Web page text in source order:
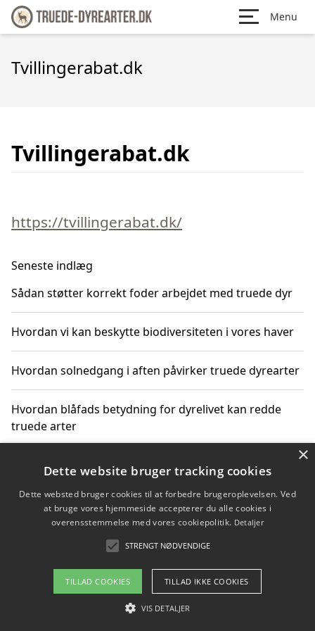
Menu
Tvillingerabat.dk
Tvillingerabat.dk
https://tvillingerabat.dk/
Seneste indlæg
Sådan støtter korrekt foder arbejdet med truede dyr
Hvordan vi kan beskytte biodiversiteten i vores haver
Hvordan solnedgang i aften påvirker truede dyrearter
Hvordan blåfads betydning for dyrelivet kan redde
truede arter
Hvordan kan gaver til unge voksne støtte bevarelsen
Copyright 2026 - Pilanto Aps
Om / kontakt
Blog Betingelser
×
Dette website bruger tracking cookies
Dette websted bruger cookies til at forbedre brugeroplevelsen. Ved
at bruge vores hjemmeside accepterer du alle cookies i
overensstemmelse med vores cookiepolitik. Detaljer
STRENGT NØDVENDIGE
TILLAD COOKIES TILLAD IKKE COOKIES
VIS DETALJER